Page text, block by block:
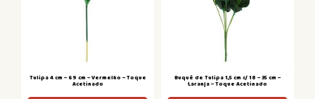
Tulipa 4 cm – 69 cm – Vermelho – Toque
Acetinado
Buquê de Tulipa 1,5 cm c/ 18 – 35 cm –
Laranja – Toque Acetinado